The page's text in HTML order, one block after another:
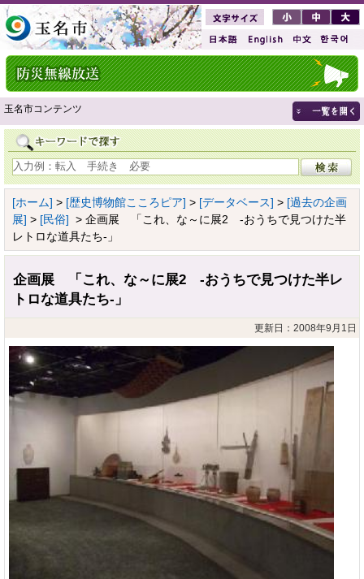
玉名市コンテンツ
[ホーム] > [歴史博物館こころピア] > [データベース] > [過去の企画
展] > [民俗] > 企画展 「これ、な～に展2 -おうちで見つけた半
レトロな道具たち-」
企画展 「これ、な～に展2 -おうちで見つけた半レ
トロな道具たち-」
更新日：2008年9月1日